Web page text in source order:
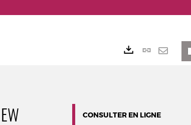
Lien
CONSULTER EN LIGNE